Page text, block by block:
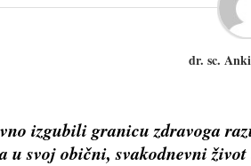
dr. sc.
izgubili granicu zdravoga
svoj obični, svakodnevni